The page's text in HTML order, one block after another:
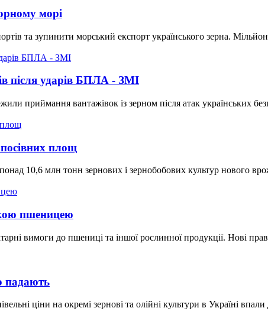
морі
та зупинити морський експорт українського зерна.
після ударів БПЛА - ЗМІ
приймання вантажівок із зерном після атак українських
площ
10,6 млн тонн зернових і зернобобових культур нового
пшеницею
вимоги до пшениці та іншої рослинної продукції. Нові
падають
ціни на окремі зернові та олійні культури в Україні